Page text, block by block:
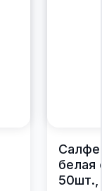
белая
50шт.,